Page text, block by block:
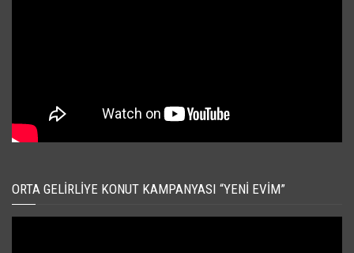
ORTA GELIRLIYE KONUT KAMPANYASI “YENI EVIM”